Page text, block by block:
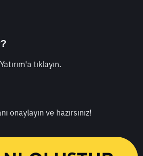
tıklayın.
onaylayın ve hazırsınız!